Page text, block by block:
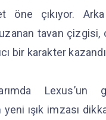
öne çıkıyor.
tavan çizgisi,
bir karakter
Lexus’un
ışık imzası